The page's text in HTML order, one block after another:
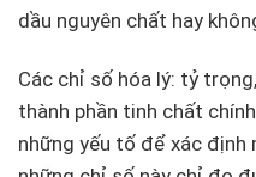
dầu nguyên chất hay
Các chỉ số hóa lý: tỷ
thành phần tinh chất
những yếu tố để xác định